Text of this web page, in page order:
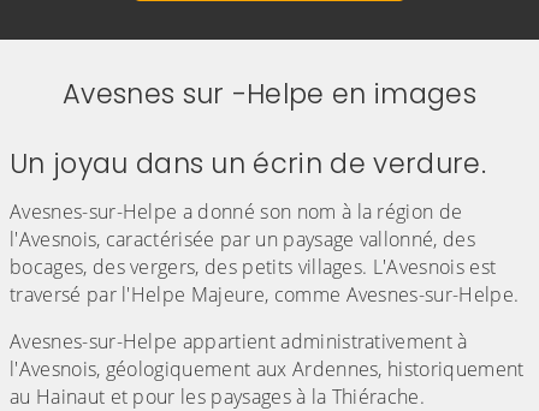
Avesnes sur -Helpe en images
Un joyau dans un écrin de verdure.
Avesnes-sur-Helpe a donné son nom à la région de
l'Avesnois, caractérisée par un paysage vallonné, des
bocages, des vergers, des petits villages. L'Avesnois est
traversé par l'Helpe Majeure, comme Avesnes-sur-Helpe.
Avesnes-sur-Helpe appartient administrativement à
l'Avesnois, géologiquement aux Ardennes, historiquement
au Hainaut et pour les paysages à la Thiérache.